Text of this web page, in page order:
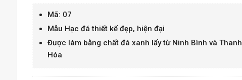
Mã: 07
Mẫu Hạc đá thiết kế đẹp, hiện đại
Được làm bằng chất đá xanh lấy từ Ninh Bình và Thanh
Hóa